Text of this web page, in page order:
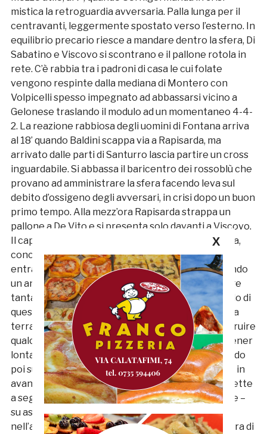
mistica la retroguardia avversaria. Palla lunga per il
centravanti, leggermente spostato verso l’esterno. In
equilibrio precario riesce a mandare dentro la sfera, Di
Sabatino e Viscovo si scontrano e il pallone rotola in
rete. C’è rabbia tra i padroni di casa le cui folate
vengono respinte dalla mediana di Montero con
Volpicelli spesso impegnato ad abbassarsi vicino a
Gelonese traslando il modulo ad un momentaneo 4-4-
2. La reazione rabbiosa degli uomini di Fontana arriva
al 18’ quando Baldini scappa via a Rapisarda, ma
arrivato dalle parti di Santurro lascia partire un cross
inguardabile. Si abbassa il baricentro dei rossoblù che
provano ad amministrare la sfera facendo leva sul
debito d’ossigeno degli avversari, in crisi dopo un buon
primo tempo. Alla mezz’ora Rapisarda strappa un
pallone a De Vito e si presenta solo davanti a Viscovo.
Il capitano serve però Cernigoi che, dopo una finta,
conclude addosso al portiere. Frediani, appena
entrato in campo, ubriaca gli avversari guadagnando
un angolo, che impatto. Nelle battute finali emerge
tanta stanchezza in campo, complice anche il caldo di
questi ultimi scampoli d’estate. Il Fano prova palla a
terra, ma la mancanza di lucidità impedisce di costruire
qualcosa di pericolo, di contro la Samb si limita a tener
lontano dalla propria metà campo il pallone creando
poi superiorità con i più freschi Frediani e Orlando in
avanti. Proprio quest’ultimo, in pieno recupero, mette
a segno il colpo del ko con un mancino preciso che –
su assist guarda caso di Frediani – si insacca
nell’angolino alla destra di Viscovo: 3-1 e l’avventura di
X